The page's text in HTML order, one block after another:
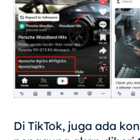
Di TikTok, juga ada